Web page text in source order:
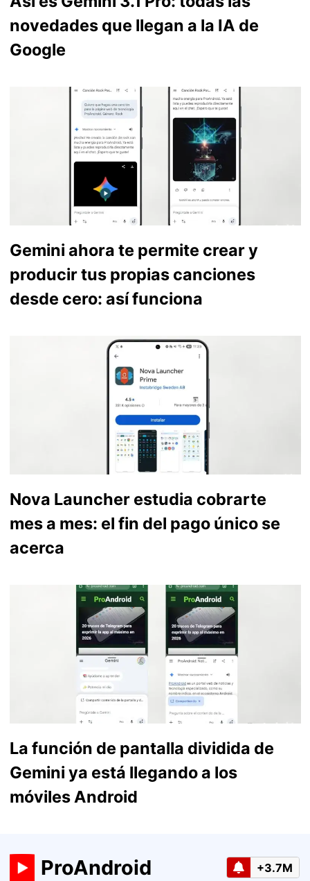
novedades que llegan a la IA de
Google
Gemini ahora te permite crear y
producir tus propias canciones
desde cero: así funciona
Nova Launcher estudia cobrarte
mes a mes: el fin del pago único se
acerca
La función de pantalla dividida de
Gemini ya está llegando a los
móviles Android
ProAndroid +3.7M